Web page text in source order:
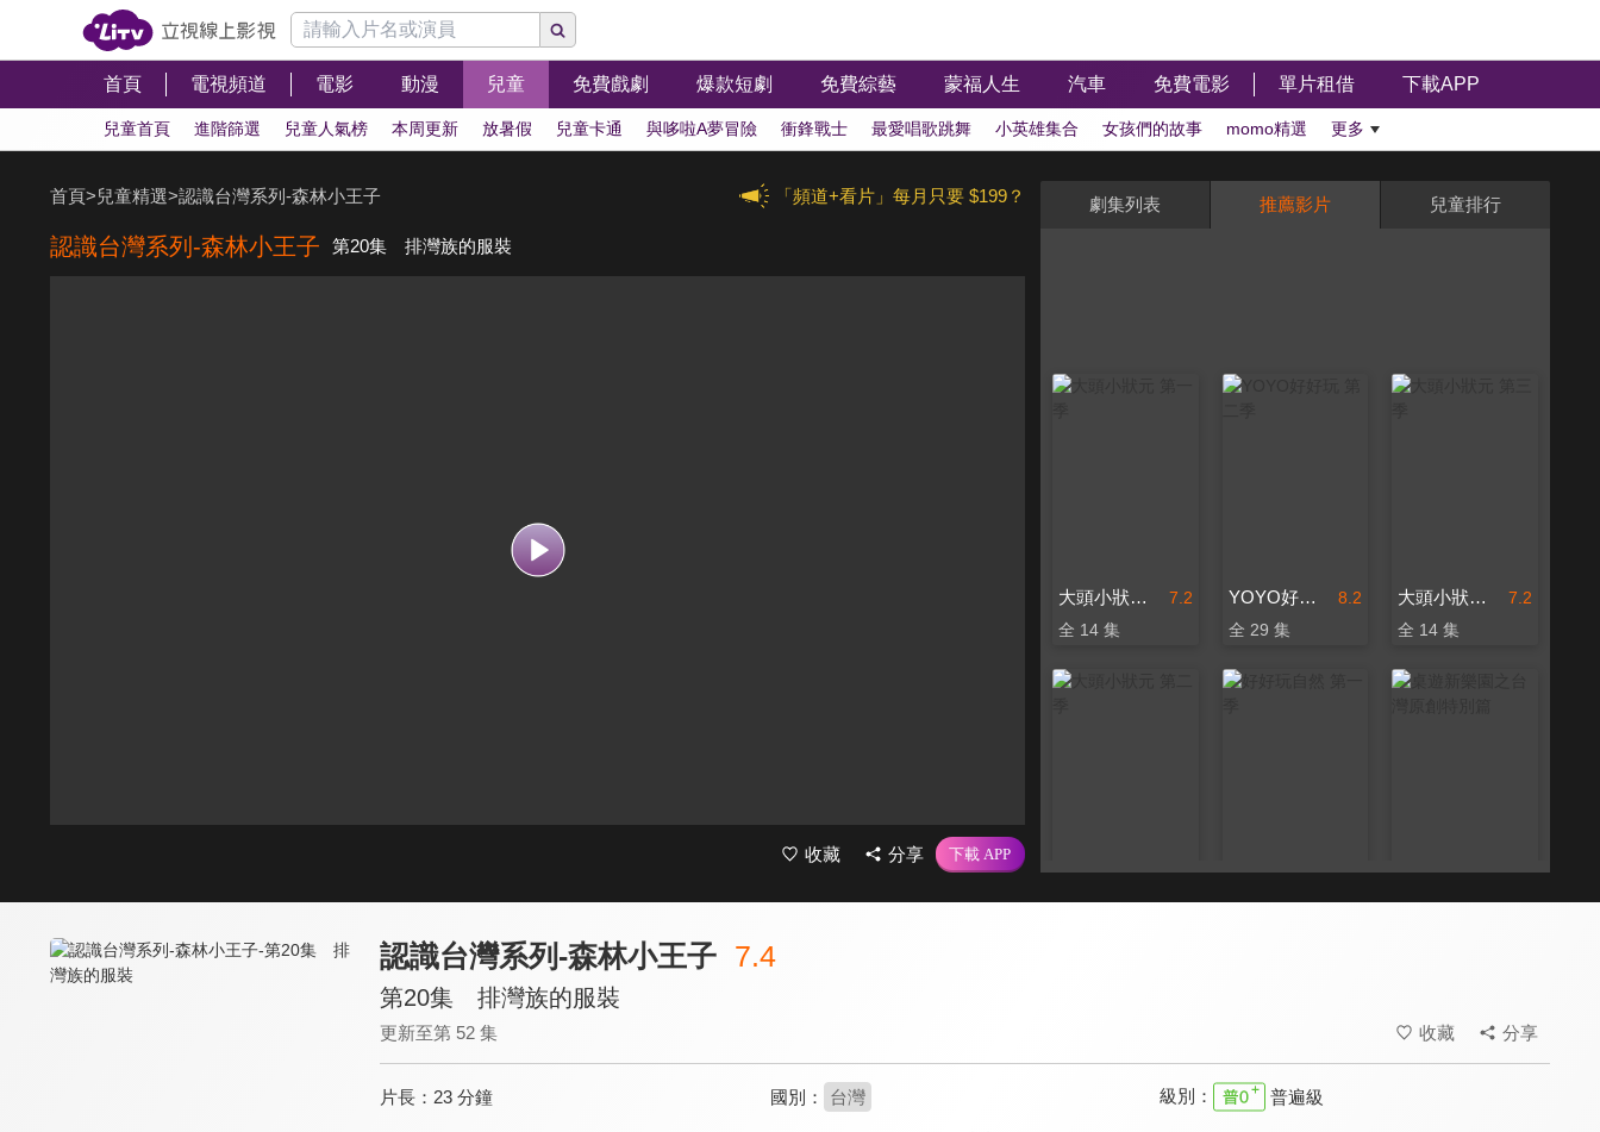
首頁 電視頻道 電影 動漫 兒童 免費戲劇 爆款短劇 免費綜藝 蒙福人生 汽車 免費電影 單片租借 下載APP
兒童首頁 進階篩選 兒童人氣榜 本周更新 放暑假 兒童卡通 與哆啦A夢冒險 衝鋒戰士 最愛唱歌跳舞 小英雄集合 女孩們的故事 momo精選 更多
「頻道+看片」每月只要 $199？
首頁>兒童精選>認識台灣系列-森林小王子
認識台灣系列-森林小王子 第20集 排灣族的服裝
收藏 分享
劇集列表 推薦影片 兒童排行
7.2
大頭小狀元 第一季
全 14 集
8.2
YOYO好好玩 第二季
全 29 集
7.2
大頭小狀元 第三季
全 14 集
認識台灣系列-森林小王子 7.4
第20集 排灣族的服裝
更新至第 52 集 收藏 分享
片長： 23 分鐘 國別： 台灣 級別： 普遍級